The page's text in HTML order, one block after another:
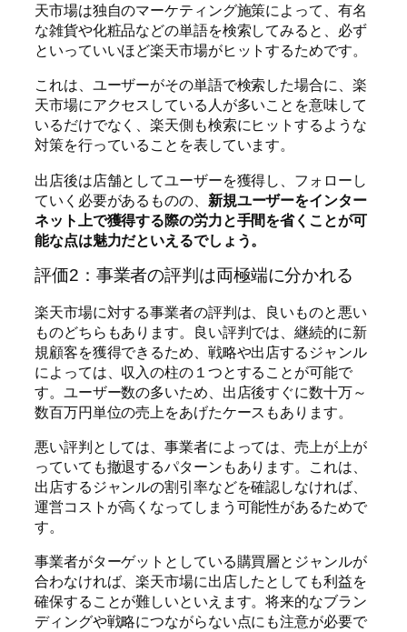
天市場は独自のマーケティング施策によって、有名
な雑貨や化粧品などの単語を検索してみると、必ず
といっていいほど楽天市場がヒットするためです。
これは、ユーザーがその単語で検索した場合に、楽
天市場にアクセスしている人が多いことを意味して
いるだけでなく、楽天側も検索にヒットするような
対策を行っていることを表しています。
出店後は店舗としてユーザーを獲得し、フォローし
ていく必要があるものの、 新規ユーザーをインター
ネット上で獲得する際の労力と手間を省くことが可
能な点は魅力だといえるでしょう。
評価2：事業者の評判は両極端に分かれる
楽天市場に対する事業者の評判は、良いものと悪い
ものどちらもあります。良い評判では、継続的に新
規顧客を獲得できるため、戦略や出店するジャンル
によっては、収入の柱の１つとすることが可能で
す。ユーザー数の多いため、出店後すぐに数十万～
数百万円単位の売上をあげたケースもあります。
悪い評判としては、事業者によっては、売上が上が
っていても撤退するパターンもあります。これは、
出店するジャンルの割引率などを確認しなければ、
運営コストが高くなってしまう可能性があるためで
す。
事業者がターゲットとしている購買層とジャンルが
合わなければ、楽天市場に出店したとしても利益を
確保することが難しいといえます。将来的なブラン
ディングや戦略につながらない点にも注意が必要で